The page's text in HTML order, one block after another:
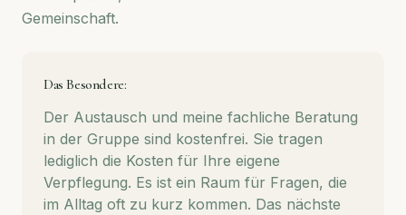
Gemeinschaft.
Das Besondere:
Der Austausch und meine fachliche Beratung
in der Gruppe sind kostenfrei. Sie tragen
lediglich die Kosten für Ihre eigene
Verpflegung. Es ist ein Raum für Fragen, die
im Alltag oft zu kurz kommen. Das nächste